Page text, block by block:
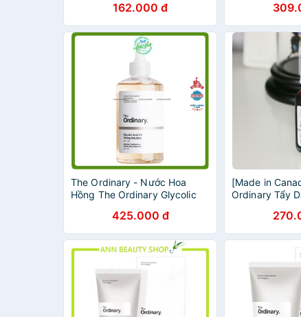
162.000 đ
The Ordinary - Nước Hoa
Hồng The Ordinary Glycolic
- Tẩy Da Chết Hóa Học 240ml
425.000 đ
[Made in
Ordinary Tẩy
Ordinary AHA
Peeling